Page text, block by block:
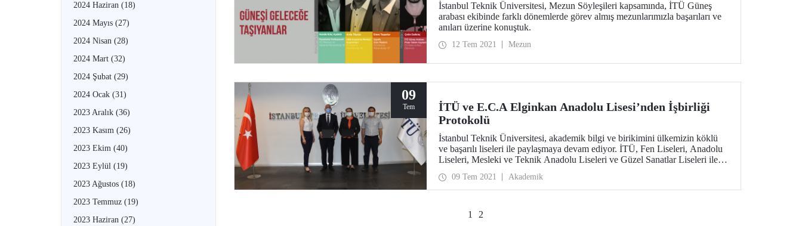
2024 Haziran (18)
2024 Mayıs (27)
2024 Nisan (28)
2024 Mart (32)
2024 Şubat (29)
2024 Ocak (31)
2023 Aralık (36)
2023 Kasım (26)
2023 Ekim (40)
2023 Eylül (19)
2023 Ağustos (18)
2023 Temmuz (19)
2023 Haziran (27)
İstanbul Teknik Üniversitesi, Mezun Söyleşileri kapsamında, İTÜ Güneş
arabası ekibinde farklı dönemlerde görev almış mezunlarımızla başarıları ve
anıları üzerine konuştuk.
12 Tem 2021 Mezun
09
Tem
İTÜ ve E.C.A Elginkan Anadolu Lisesi’nden İşbirliği
Protokolü
İstanbul Teknik Üniversitesi, akademik bilgi ve birikimini ülkemizin köklü
ve başarılı liseleri ile paylaşmaya devam ediyor. İTÜ, Fen Liseleri, Anadolu
Liseleri, Mesleki ve Teknik Anadolu Liseleri ve Güzel Sanatlar Liseleri ile
ülkemizin başarılı liselerinden biri olan E.C.A Elginkan Anadolu Lisesi’yle
sosyal ve bilimsel işbirliği protokolü imzaladı.
09 Tem 2021 Akademik
1 2